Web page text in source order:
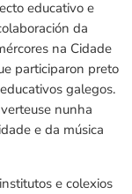
educativo e
da
na Cidade
participaron preto
galegos.
nunha
e da música
e colexios